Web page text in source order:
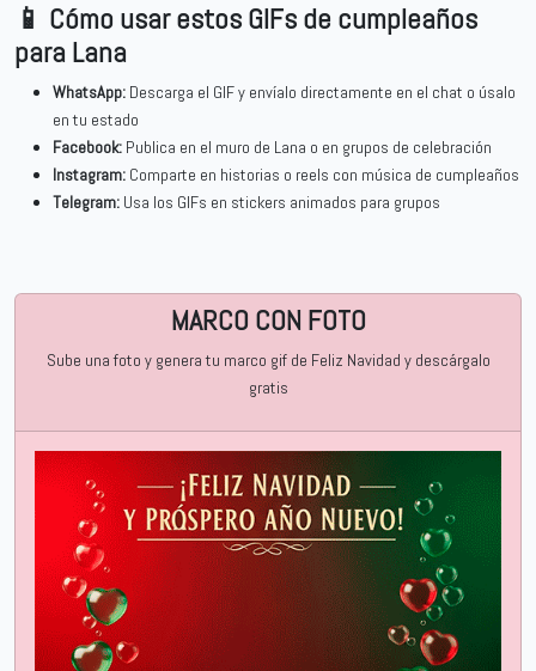
📱 Cómo usar estos GIFs de cumpleaños
para Lana
WhatsApp: Descarga el GIF y envíalo directamente en el chat o úsalo
en tu estado
Facebook: Publica en el muro de Lana o en grupos de celebración
Instagram: Comparte en historias o reels con música de cumpleaños
Telegram: Usa los GIFs en stickers animados para grupos
MARCO CON FOTO
Sube una foto y genera tu marco gif de Feliz Navidad y descárgalo
gratis